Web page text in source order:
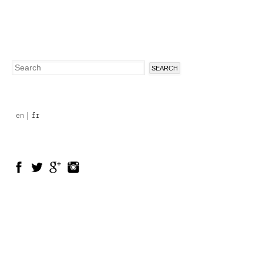
Search
en fr